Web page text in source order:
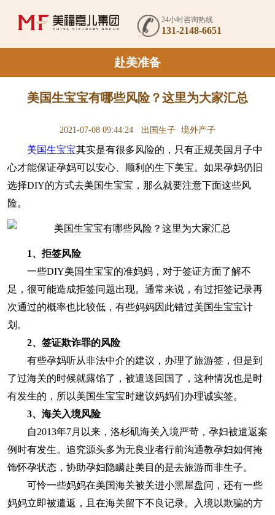
24小时咨询热线
131-2148-6651
赴美准备
美国生宝宝有哪些风险？这里为大家汇总
2021-07-08 09:44:24 出国生子 境外产子
美国生宝宝其实是有很多风险的，只有正规美国月子中
心才能保证孕妈可以安心、顺利的生下美宝。如果孕妈仍旧
选择DIY的方式去美国生宝宝，那么就要注意下面这些风
险。
1、 拒签风险
一些DIY美国生宝宝的准妈妈，对于签证方面了解不
足，很可能造成拒签问题出现。通常来说，有过拒签记录再
次通过的概率也比较低，有些妈妈因此错过美国生宝宝计
划。
2、 签证欺诈罪的风险
有些孕妈听从非法中介的建议，办理了旅游签，但是到
了过海关的时候就露馅了，被遣送回国了，这种情况也是时
有发生的，所以美国生宝宝时建议妈妈们办理诚实签。
3、 海关入境风险
自2013年7月以来，洛杉矶海关入境严苛，孕妇被遣返案
例时有发生。追究源头多为无良业者行前沟通教孕妇如何掩
饰怀孕状态，协助孕妇隐瞒赴美目的是去旅游而非生子。
可怜一些妈妈在美国海关被关进小黑屋盘问，还有一些
妈妈立即被遣返，且在海关留下不良记录。入境以欺骗的方